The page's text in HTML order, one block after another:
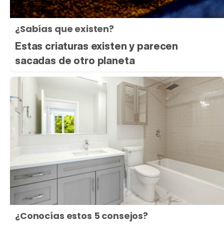
¿Sabías que existen?
Estas criaturas existen y parecen
sacadas de otro planeta
¿Conocías estos 5 consejos?